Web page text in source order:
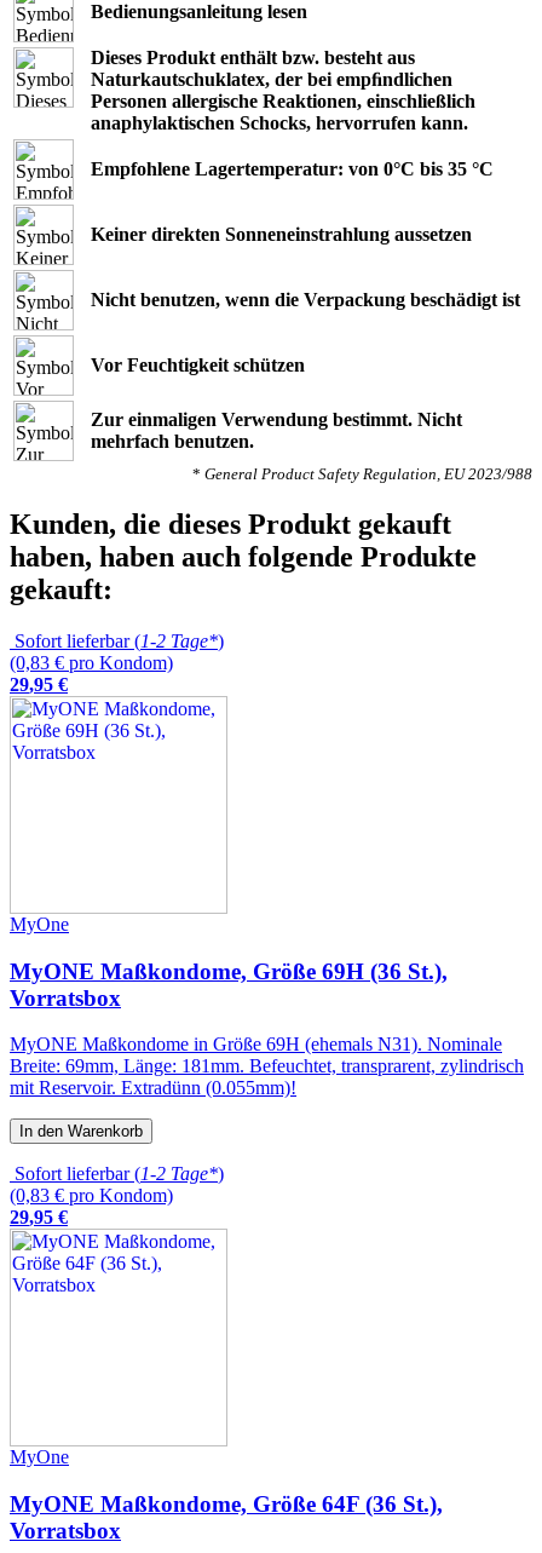
Bedienungsanleitung lesen
Dieses Produkt enthält bzw. besteht aus
Naturkautschuklatex, der bei empﬁndlichen
Personen allergische Reaktionen, einschließlich
anaphylaktischen Schocks, hervorrufen kann.
Empfohlene Lagertemperatur: von 0°C bis 35 °C
Keiner direkten Sonneneinstrahlung aussetzen
Nicht benutzen, wenn die Verpackung beschädigt ist
Vor Feuchtigkeit schützen
Zur einmaligen Verwendung bestimmt. Nicht
mehrfach benutzen.
* General Product Safety Regulation, EU 2023/988
Kunden, die dieses Produkt gekauft
haben, haben auch folgende Produkte
gekauft:
Sofort lieferbar (1-2 Tage*)
(0,83 € pro Kondom)
29,95 €
MyOne
MyONE Maßkondome, Größe 69H (36 St.),
Vorratsbox
MyONE Maßkondome in Größe 69H (ehemals N31). Nominale
Breite: 69mm, Länge: 181mm. Befeuchtet, transprarent, zylindrisch
mit Reservoir. Extradünn (0.055mm)!
In den Warenkorb
Sofort lieferbar (1-2 Tage*)
(0,83 € pro Kondom)
29,95 €
MyOne
MyONE Maßkondome, Größe 64F (36 St.),
Vorratsbox